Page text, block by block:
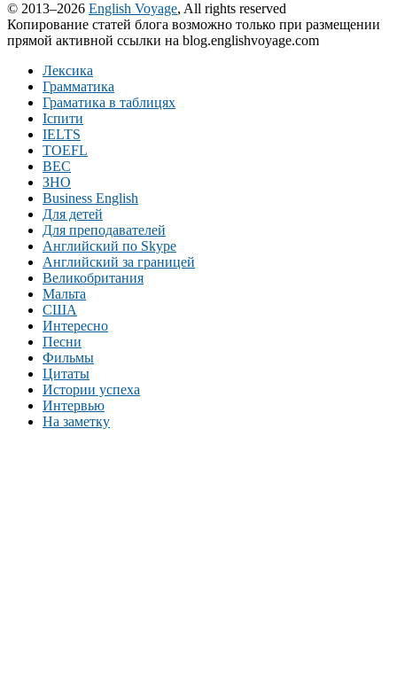
© 2013–2026 English Voyage, All rights reserved
Копирование статей блога возможно только при размещении
прямой активной ссылки на blog.englishvoyage.com
Лексика
Грамматика
Граматика в таблицях
Іспити
IELTS
TOEFL
BEC
ЗНО
Business English
Для детей
Для преподавателей
Английский по Skype
Английский за границей
Великобритания
Мальта
США
Интересно
Песни
Фильмы
Цитаты
Истории успеха
Интервью
На заметку